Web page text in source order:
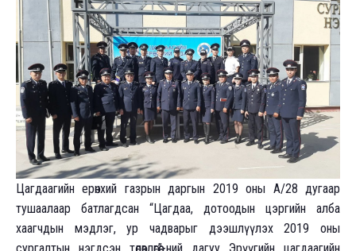
Цагдаагийн ерөнхий газрын даргын 2019 оны А/28 дугаар
тушаалаар батлагдсан “Цагдаа, дотоодын цэргийн алба
хаагчдын мэдлэг, ур чадварыг дээшлүүлэх 2019 оны